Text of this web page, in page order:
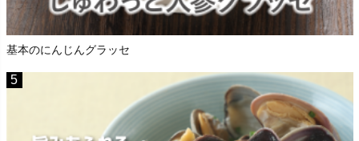
基本のにんじんグラッセ